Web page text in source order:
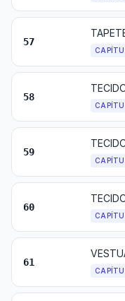
57
58
59
60
61